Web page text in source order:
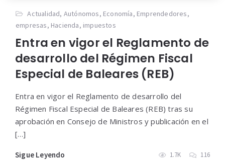
Actualidad, Autónomos, Economía, Emprendedores,
empresas, Hacienda, impuestos
Entra en vigor el Reglamento de
desarrollo del Régimen Fiscal
Especial de Baleares (REB)
Entra en vigor el Reglamento de desarrollo del
Régimen Fiscal Especial de Baleares (REB) tras su
aprobación en Consejo de Ministros y publicación en el
[…]
Sigue Leyendo 1.7K 116